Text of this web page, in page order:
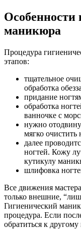
Особенности
маникюра
Процедура
этапов:
тщательное
обработка
придание
обработка
ванночке с
нужно
мягко очистить
далее
ногтей. Кожу
кутикулу
шлифовка
Все движения
только внешние,
Гигиенический
процедура. Если
обратиться к другому